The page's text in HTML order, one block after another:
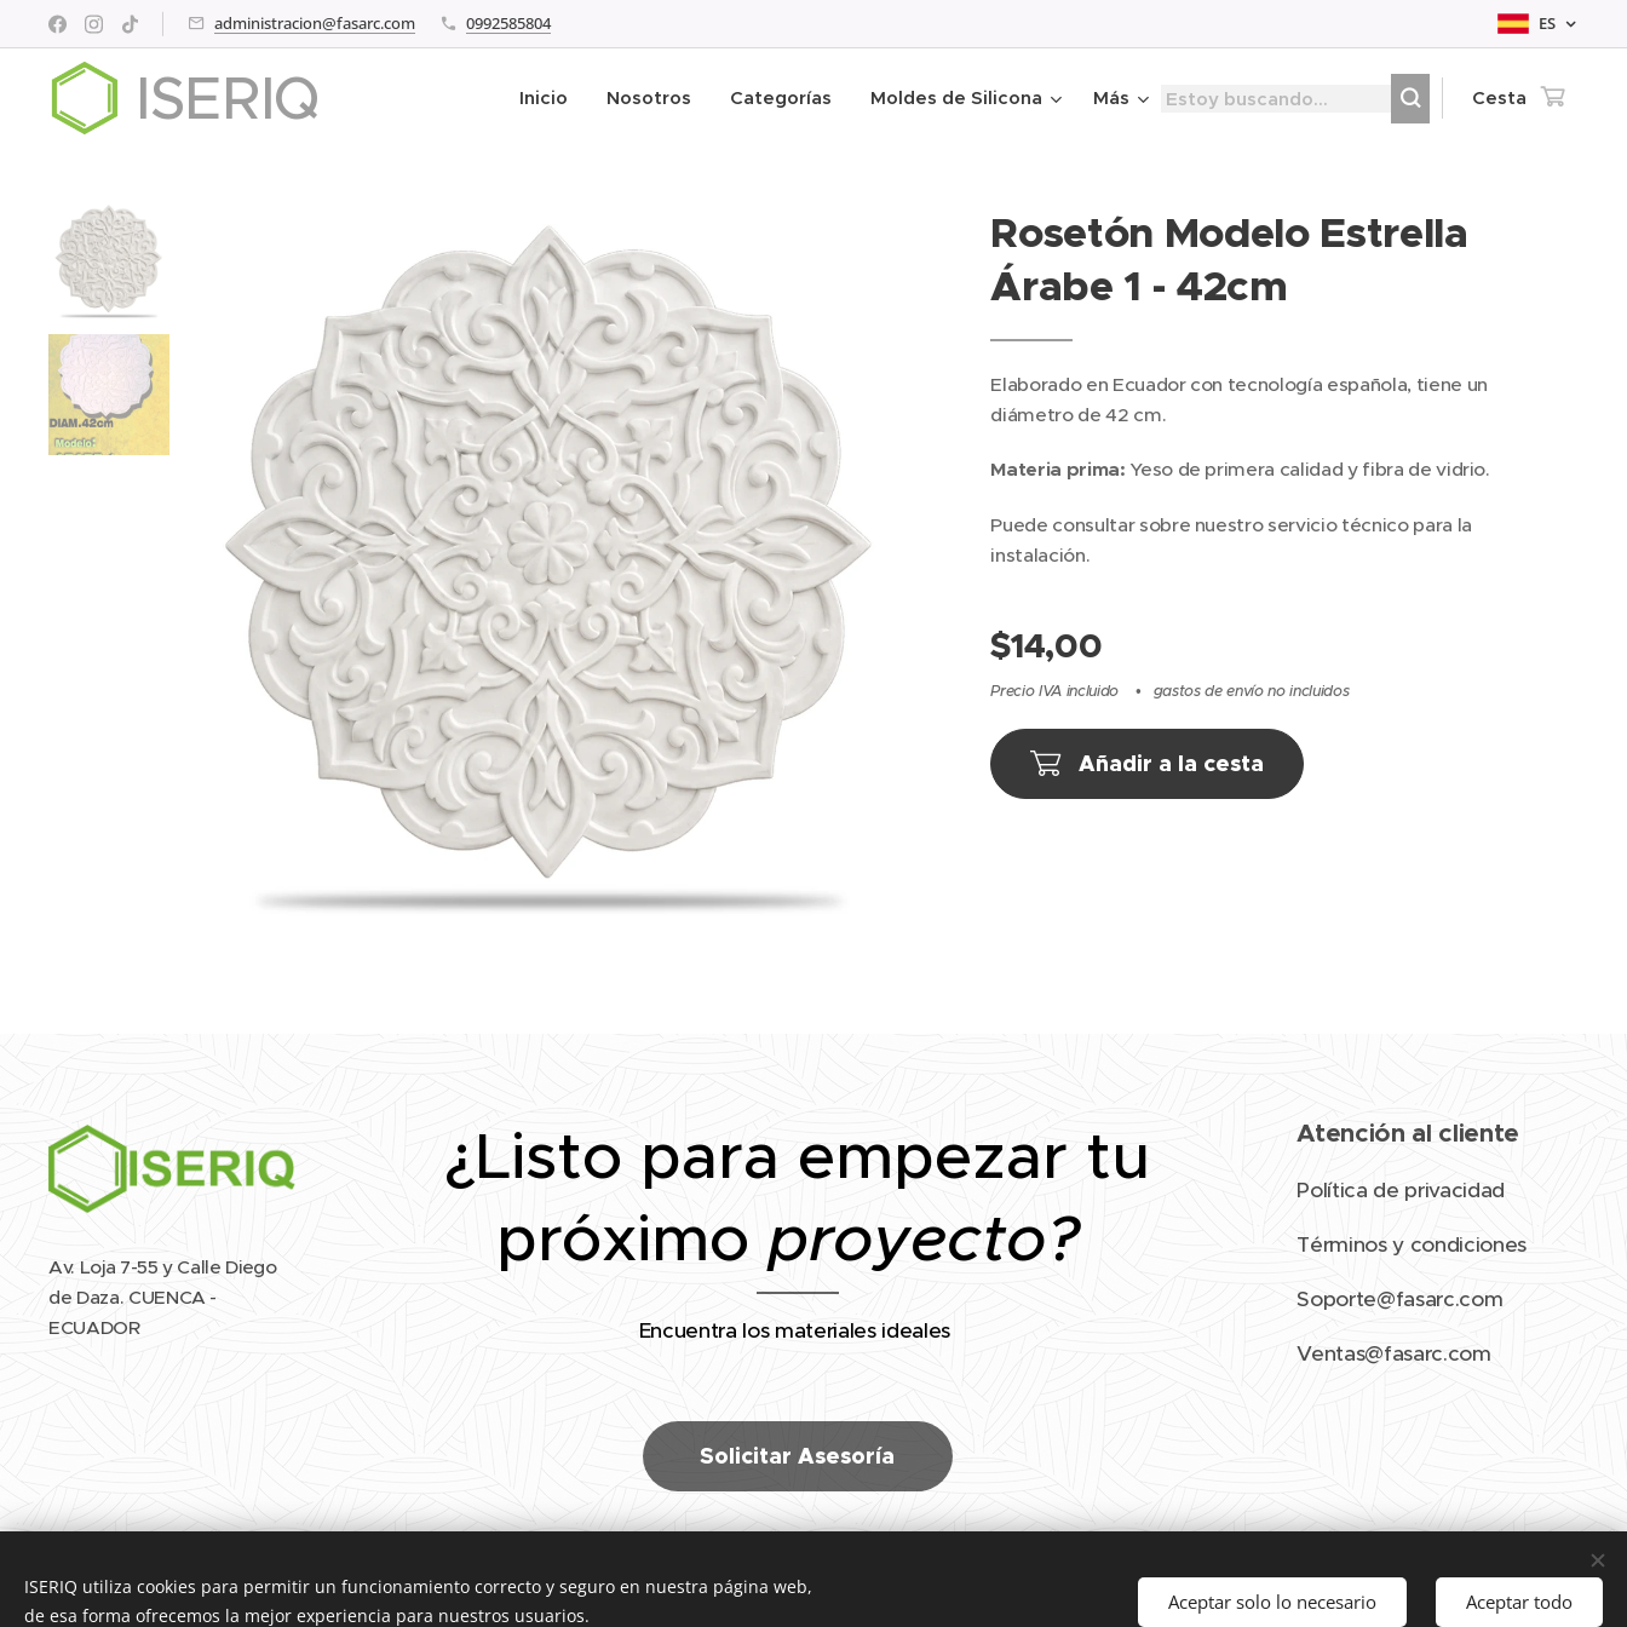
administracion@fasarc.com 0992585804 ES
ISERIQ Inicio Nosotros Categorías Moldes de Silicona Más Cesta
Rosetón Modelo Estrella
Árabe 1 - 42cm
Elaborado en Ecuador con tecnología española, tiene un
diámetro de 42 cm.
Materia prima: Yeso de primera calidad y fibra de vidrio.
Puede consultar sobre nuestro servicio técnico para la
instalación.
$14,00
Precio IVA incluido gastos de envío no incluidos
Añadir a la cesta
Av. Loja 7-55 y Calle Diego
de Daza. CUENCA -
ECUADOR
¿Listo para empezar tu
próximo proyecto?
Encuentra los materiales ideales
Solicitar Asesoría
Atención al cliente
Política de privacidad
Términos y condiciones
Soporte@fasarc.com
Ventas@fasarc.com
ISERIQ utiliza cookies para permitir un funcionamiento correcto y seguro en nuestra página web,
de esa forma ofrecemos la mejor experiencia para nuestros usuarios.
Aceptar solo lo necesario Aceptar todo